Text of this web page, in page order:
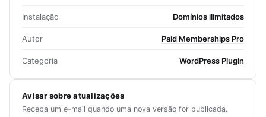
Instalação Domínios ilimitados
Autor Paid Memberships Pro
Categoria WordPress Plugin
Avisar sobre atualizações
Receba um e-mail quando uma nova versão for publicada.